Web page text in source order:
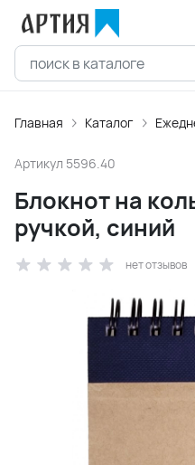
Главная Каталог
Артикул 5596.40
Блокнот на
ручкой, синий
нет отзывов